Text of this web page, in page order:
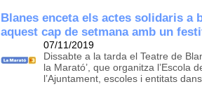
Blanes enceta els actes solidaris a
aquest cap de setmana amb un
07/11/2019
Dissabte a la tarda el Teatre de
la Marató’, que organitza l’Escola
l’Ajuntament, escoles i entitats